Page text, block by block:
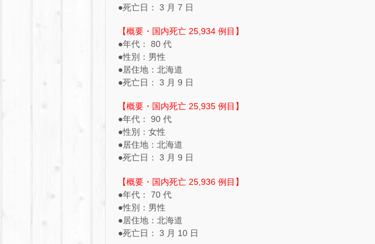
●死亡日： 3 月 7 日
【概要・国内死亡 25,934 例目】
●年代： 80 代
●性別：男性
●居住地：北海道
●死亡日： 3 月 9 日
【概要・国内死亡 25,935 例目】
●年代： 90 代
●性別：女性
●居住地：北海道
●死亡日： 3 月 9 日
【概要・国内死亡 25,936 例目】
●年代： 70 代
●性別：男性
●居住地：北海道
●死亡日： 3 月 10 日